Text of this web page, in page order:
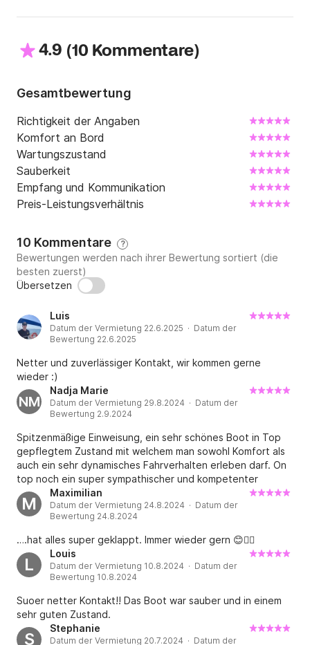
4.9 (10 Kommentare)
Gesamtbewertung
Richtigkeit der Angaben
Komfort an Bord
Wartungszustand
Sauberkeit
Empfang und Kommunikation
Preis-Leistungsverhältnis
10 Kommentare ?
Bewertungen werden nach ihrer Bewertung sortiert (die
besten zuerst)
Übersetzen
Luis
Datum der Vermietung 22.6.2025 · Datum der
Bewertung 22.6.2025
Netter und zuverlässiger Kontakt, wir kommen gerne
wieder :)
NM
Nadja Marie
Datum der Vermietung 29.8.2024 · Datum der
Bewertung 2.9.2024
Spitzenmäßige Einweisung, ein sehr schönes Boot in Top
gepflegtem Zustand mit welchem man sowohl Komfort als
auch ein sehr dynamisches Fahrverhalten erleben darf. On
top noch ein super sympathischer und kompetenter
Vermieter. Manuel - vielen Dank für dieses großartige
Erlebnis!
M
Maximilian
Datum der Vermietung 24.8.2024 · Datum der
Bewertung 24.8.2024
….hat alles super geklappt. Immer wieder gern 😊👍🏻
L
Louis
Datum der Vermietung 10.8.2024 · Datum der
Bewertung 10.8.2024
Suoer netter Kontakt!! Das Boot war sauber und in einem
sehr guten Zustand.
S
Stephanie
Datum der Vermietung 20.7.2024 · Datum der